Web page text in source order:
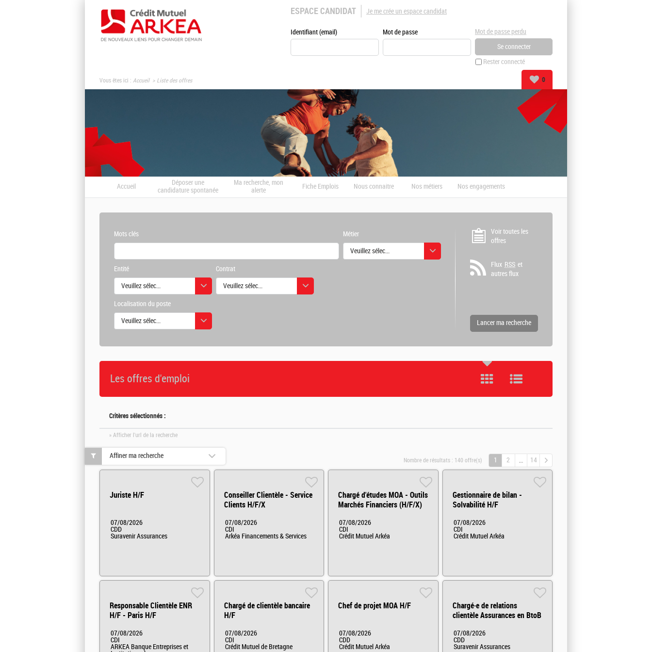
ESPACE CANDIDAT
Identifiant (email) Mot de passe
Rester connecté
Mot de passe perdu
Je me crée un espace candidat
Vous êtes ici : Accueil Liste des offres 0
Accueil
Déposer une
candidature spontanée
Ma recherche, mon
alerte
Fiche Emplois Nous connaitre Nos métiers Nos engagements
Mots clés Métier
Veuillez sélectionner une ou des valeurs
Entité
Veuillez sélectionner une ou des valeurs
Contrat
Veuillez sélectionner une ou des valeurs
Localisation du poste
Veuillez sélectionner une ou des valeurs
Voir toutes les
offres
Flux RSS et
autres flux
Les offres d'emploi
Critères sélectionnés :
» Afficher l'url de la recherche
Nombre de résultats : 140 offre(s) 1 2 14
Juriste H/F
07/08/2026
CDD
Suravenir Assurances
Conseiller Clientèle - Service
Clients H/F/X
07/08/2026
CDI
Arkéa Financements & Services
Chargé d'études MOA - Outils
Marchés Financiers (H/F/X)
07/08/2026
CDI
Crédit Mutuel Arkéa
Gestionnaire de bilan -
Solvabilité H/F
07/08/2026
CDI
Crédit Mutuel Arkéa
Responsable Clientèle ENR
H/F - Paris H/F
07/08/2026
CDI
ARKEA Banque Entreprises et
Chargé de clientèle bancaire
H/F
07/08/2026
CDI
Crédit Mutuel de Bretagne
Chef de projet MOA H/F
07/08/2026
CDD
Crédit Mutuel Arkéa
Chargé·e de relations
clientèle Assurances en BtoB
07/08/2026
CDD
Suravenir Assurances
Affiner ma recherche